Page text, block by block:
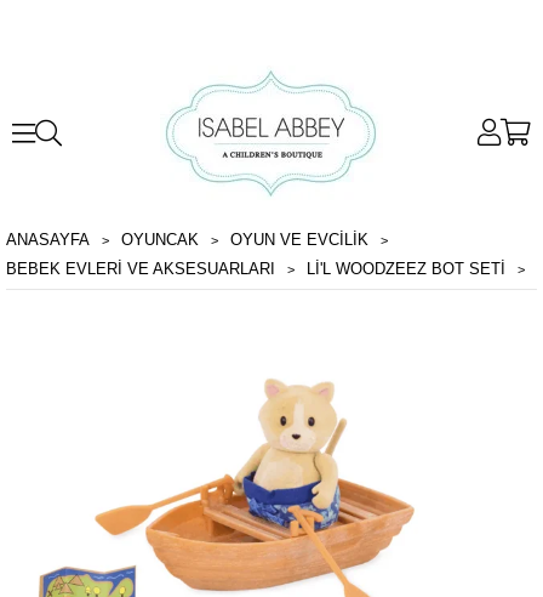
ANASAYFA OYUNCAK
OYUN VE EVCILIK
BEBEK EVLERI VE AKSESUARLARI
LI'L WOODZEEZ BOT SETI